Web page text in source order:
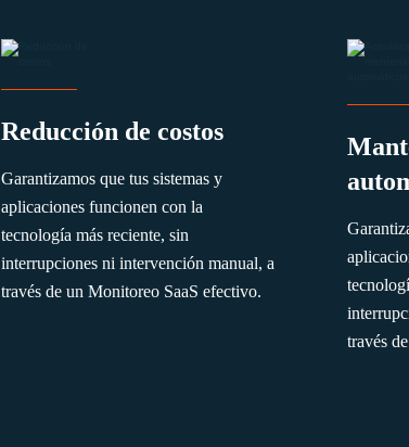
Reducción de costos
Garantizamos que tus sistemas y
aplicaciones funcionen con la
tecnología más reciente, sin
interrupciones ni intervención manual, a
través de un Monitoreo SaaS efectivo.
través